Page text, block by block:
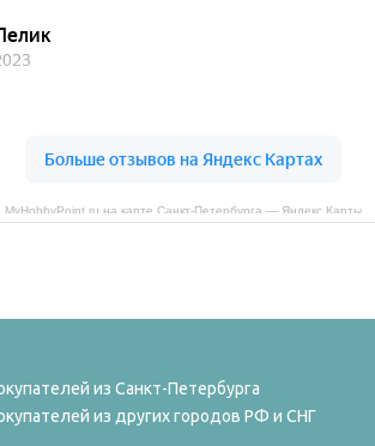
MyHobbyPoint.ru на карте Санкт‑Петербурга — Яндекс Карты
из Санкт-Петербурга
из других городов РФ и СНГ